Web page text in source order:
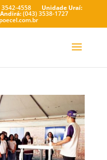
3542-4558 Unidade Uraí:
(043) 3538-1727